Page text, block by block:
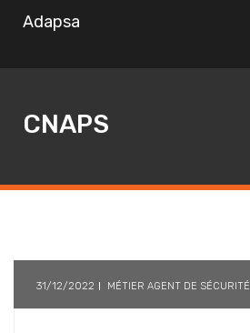
Adapsa
CNAPS
31/12/2022 MÉTIER AGENT DE SÉCURITÉ